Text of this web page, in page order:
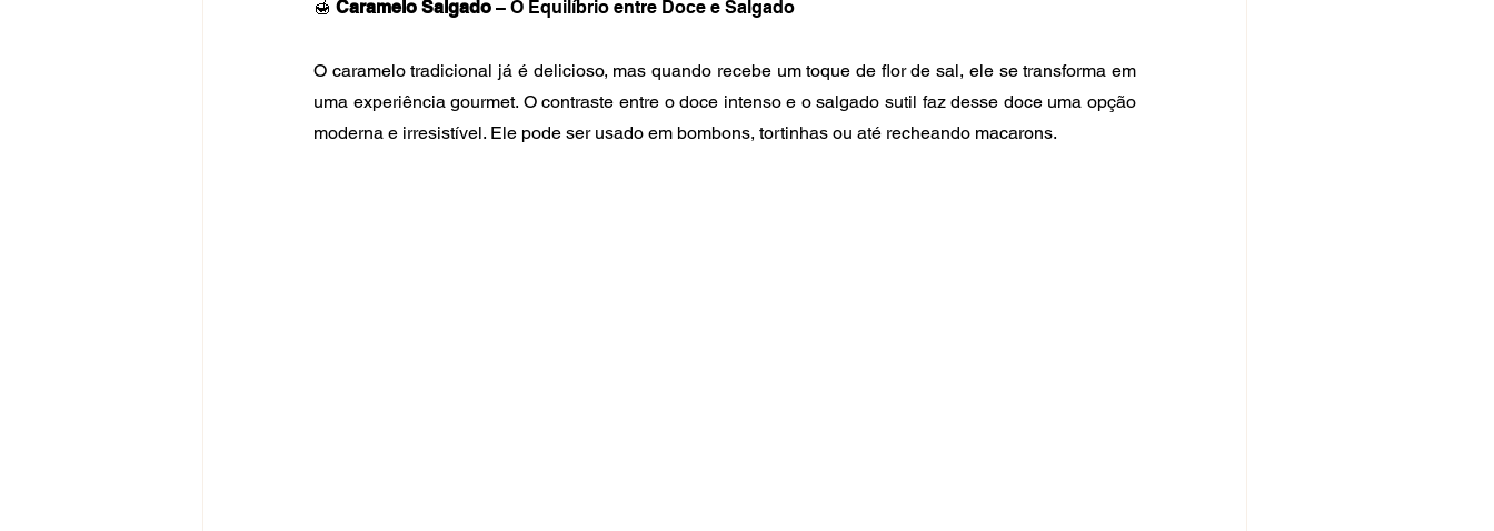
🍯 Caramelo Salgado – O Equilíbrio entre Doce e Salgado
O caramelo tradicional já é delicioso, mas quando recebe um toque de flor de sal, ele se transforma em
uma experiência gourmet. O contraste entre o doce intenso e o salgado sutil faz desse doce uma opção
moderna e irresistível. Ele pode ser usado em bombons, tortinhas ou até recheando macarons.